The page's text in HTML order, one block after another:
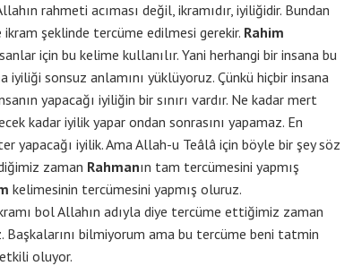
rahmeti acıması değil, ikramıdır, iyiliğidir. Bundan
şeklinde tercüme edilmesi gerekir. Rahim
için bu kelime kullanılır. Yani herhangi bir insana bu
a iyiliği sonsuz anlamını yüklüyoruz. Çünkü hiçbir insana
yapacağı iyiliğin bir sınırı vardır. Ne kadar mert
kadar iyilik yapar ondan sonrasını yapamaz. En
yapacağı iyilik. Ama Allah-u Teâlâ için böyle bir şey söz
zaman Rahmanın tam tercümesini yapmış
kelimesinin tercümesini yapmış oluruz.
bol Allahın adıyla diye tercüme ettiğimiz zaman
Başkalarını bilmiyorum ama bu tercüme beni tatmin
oluyor.